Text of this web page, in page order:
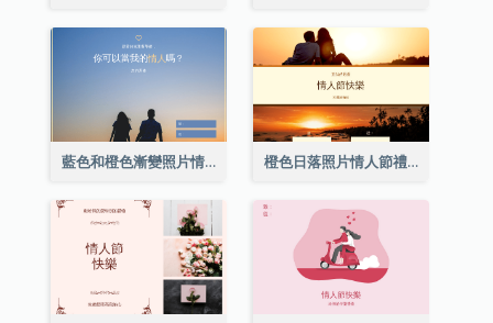
藍色和橙色漸變照片情人節禮品卡 橙色日落照片情人節禮品卡